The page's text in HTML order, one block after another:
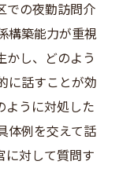
での夜勤訪問介
構築能力が重視
かし、どのよう
に話すことが効
ように対処した
体例を交えて話
に対して質問す